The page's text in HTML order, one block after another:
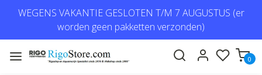
WEGENS VAKANTIE GESLOTEN T/M 7 AUGUSTUS (er
worden geen pakketten verzonden)
0